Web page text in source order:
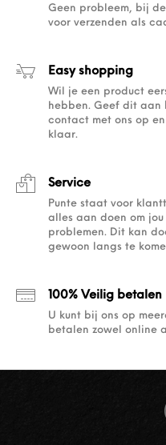
Geen probleem, bij
voor verzenden als
Easy shopping
Wil je een product
hebben. Geef dit aan
contact met ons op
klaar.
Service
Punte staat voor
alles aan doen om
problemen. Dit kan
gewoon langs te
100% Veilig betalen
U kunt bij ons op
betalen zowel online